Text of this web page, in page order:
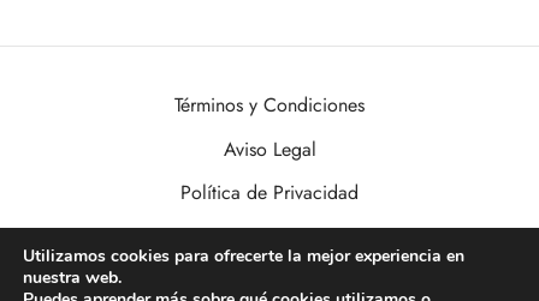
Términos y Condiciones
Aviso Legal
Política de Privacidad
Política de Cookies
VisualDomo | Imagen, Sonido, Informática, Domótica y Seguridad al
Utilizamos cookies para ofrecerte la mejor experiencia en
nuestra web.